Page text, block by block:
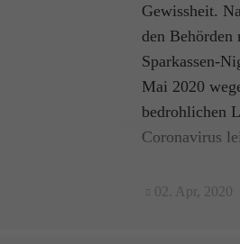
Gewissheit.
den Behörden
Sparkassen-
Mai 2020
bedrohlichen
Coronavirus
02. Apr, 2020